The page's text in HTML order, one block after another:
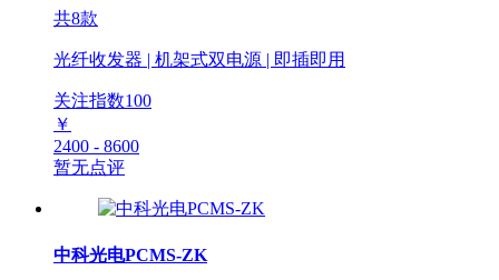
共8款
光纤收发器 | 机架式双电源 | 即插即用
关注指数100
￥
2400 - 8600
暂无点评
中科光电PCMS-ZK